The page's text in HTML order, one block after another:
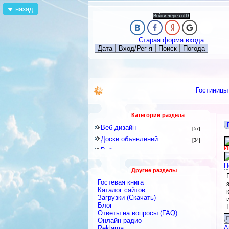
Войти через uID
Старая форма входа
Дата
Вход/Рег-я Поиск Погода
Гостиницы
Категории раздела
Веб-дизайн [57]
Доски объявлений [34]
Веб-программирование
Знакомства и Общение
Каталоги
Скрипты
Блоги
Интернет-сервисы, Интернет-
услуги
Другие разделы
Гостевая книга
Каталог сайтов
Загрузки (Скачать)
Блог
Ответы на вопросы (FAQ)
Онлайн радио
назад